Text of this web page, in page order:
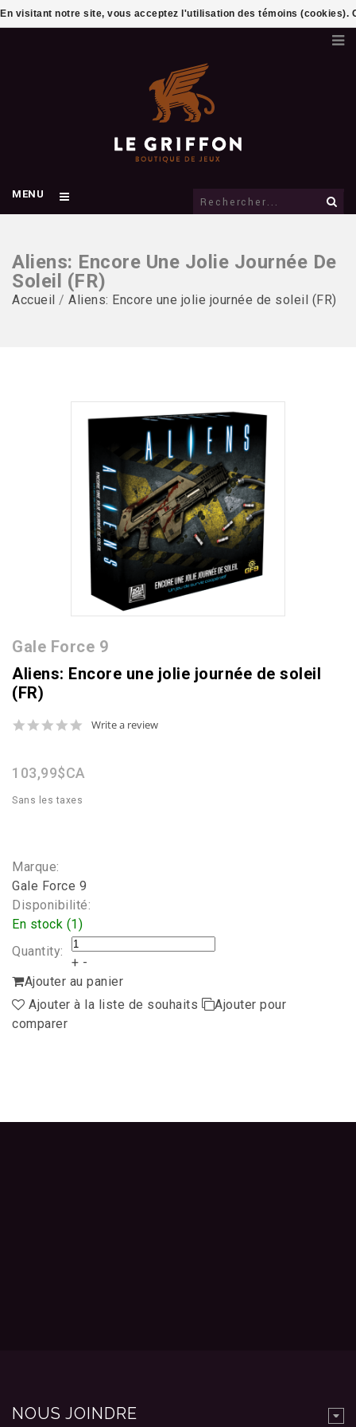
MENU
Aliens: Encore Une Jolie Journée De
Soleil (FR)
Accueil / Aliens: Encore une jolie journée de soleil (FR)
Gale Force 9
Aliens: Encore une jolie journée de soleil
(FR)
0.0
Write a review
103,99$CA
Sans les taxes
Marque:
Gale Force 9
Disponibilité:
En stock (1)
Quantity:
+ -
Ajouter au panier
Ajouter à la liste de souhaits
Ajouter pour
comparer
NOUS JOINDRE
En visitant notre site, vous acceptez l'utilisation des témoins